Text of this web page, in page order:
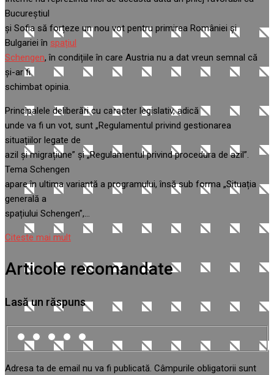
Bucureștiul
și Sofia să forțeze un nou vot pentru primirea României și
Bulgariei în spațiul
Schengen, în condițiile în care Austria nu a dat vreun semnal că
și-ar fi
schimbat opinia.
Principalele deliberări cu caracter legislativ, adică
unde va fi un vot, sunt „Regulamentul privind gestionarea
situațiilor legate de
azil și migrațiune” și „Regulamentul privind procedura de azil”.
Tema Schengen
apare în ultima variantă a programului, însă sub forma „Situația
generală a
spațiului Schengen”,…
Citeste mai mult
Articole recomandate
Lasă un răspuns
Adresa ta de email nu va fi publicată. Câmpurile obligatorii sunt